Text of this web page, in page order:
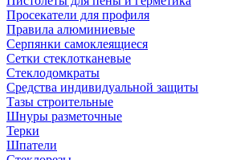
Просекатели для профиля
Правила алюминиевые
Серпянки самоклеящиеся
Сетки стеклотканевые
Стеклодомкраты
Средства индивидуальной защиты
Тазы строительные
Шнуры разметочные
Терки
Шпатели